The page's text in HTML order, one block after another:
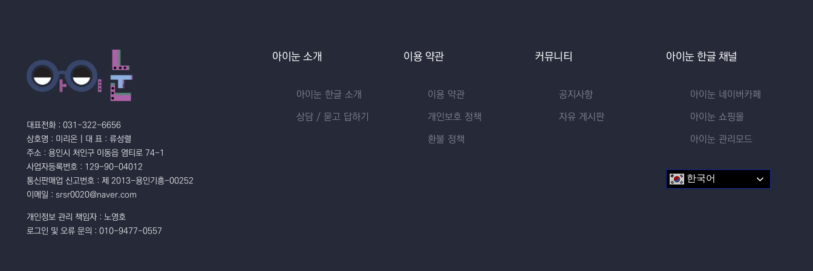
대표전화 : 031-322-6656
상호명 : 미리온 | 대 표 : 류성렬
주소 : 용인시 처인구 이동읍 염티로 74-1
사업자등록번호 : 129-90-04012
통신판매업 신고번호 : 제 2013-용인기흥-00252
이메일 : srsr0020@naver.com
개인정보 관리 책임자 : 노영호
로그인 및 오류 문의 : 010-9477-0557
아이눈 소개
아이눈 한글 소개
상담 / 묻고 답하기
이용 약관
이용 약관
개인보호 정책
환불 정책
커뮤니티
공지사항
자유 게시판
아이눈 한글 채널
아이눈 네이버카페
아이눈 쇼핑몰
아이눈 관리모드
한국어